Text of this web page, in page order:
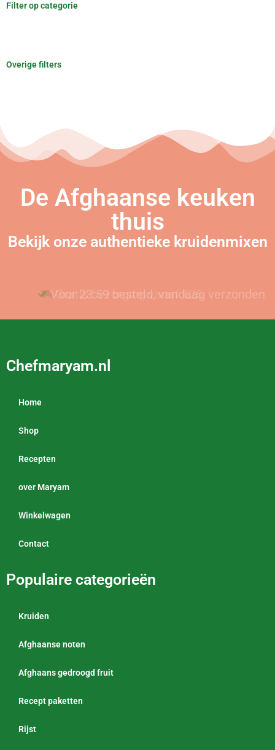
Filter op categorie
Overige filters
De Afghaanse keuken
thuis
Bekijk onze authentieke kruidenmixen
Gratis bezorging vanaf €25
Voor 23:59 besteld, vandaag verzonden
Chefmaryam.nl
Home
Shop
Recepten
over Maryam
Winkelwagen
Contact
Populaire categorieën
Kruiden
Afghaanse noten
Afghaans gedroogd fruit
Recept paketten
Rijst